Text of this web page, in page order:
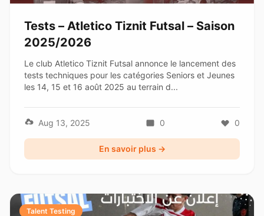
Tests – Atletico Tiznit Futsal – Saison
2025/2026
Le club Atletico Tiznit Futsal annonce le lancement des
tests techniques pour les catégories Seniors et Jeunes
les 14, 15 et 16 août 2025 au terrain d...
Aug 13, 2025 0 0
En savoir plus →
Talent Testing